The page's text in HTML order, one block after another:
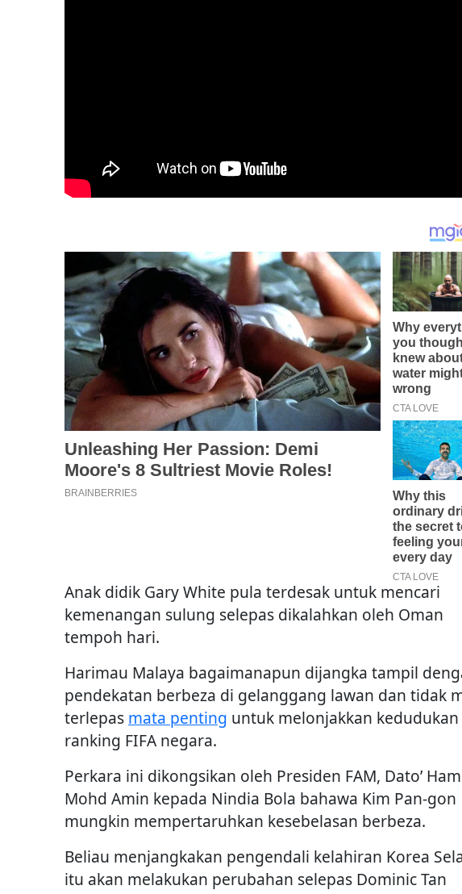
Anak didik Gary White pula terdesak untuk mencari
kemenangan sulung selepas dikalahkan oleh Oman
tempoh hari.
Harimau Malaya bagaimanapun dijangka tampil
pendekatan berbeza di gelanggang lawan dan tidak
terlepas mata penting untuk melonjakkan kedudukan
ranking FIFA negara.
Perkara ini dikongsikan oleh Presiden FAM, Dato’
Mohd Amin kepada Nindia Bola bahawa Kim Pan-gon
mungkin mempertaruhkan kesebelasan berbeza.
Beliau menjangkakan pengendali kelahiran Korea
itu akan melakukan perubahan selepas Dominic Tan